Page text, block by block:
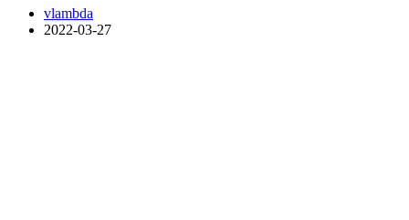
vlambda
2022-03-27